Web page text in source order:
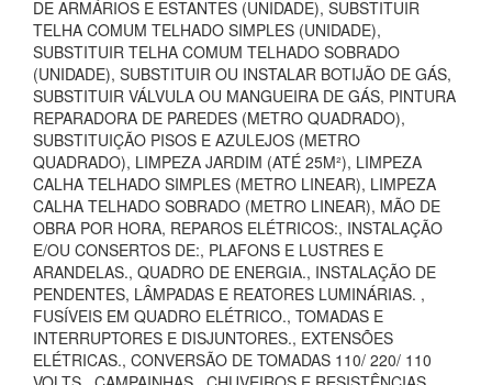
DE ARMÁRIOS E ESTANTES (UNIDADE), SUBSTITUIR
TELHA COMUM TELHADO SIMPLES (UNIDADE),
SUBSTITUIR TELHA COMUM TELHADO SOBRADO
(UNIDADE), SUBSTITUIR OU INSTALAR BOTIJÃO DE GÁS,
SUBSTITUIR VÁLVULA OU MANGUEIRA DE GÁS, PINTURA
REPARADORA DE PAREDES (METRO QUADRADO),
SUBSTITUIÇÃO PISOS E AZULEJOS (METRO
QUADRADO), LIMPEZA JARDIM (ATÉ 25M²), LIMPEZA
CALHA TELHADO SIMPLES (METRO LINEAR), LIMPEZA
CALHA TELHADO SOBRADO (METRO LINEAR), MÃO DE
OBRA POR HORA, REPAROS ELÉTRICOS:, INSTALAÇÃO
E/OU CONSERTOS DE:, PLAFONS E LUSTRES E
ARANDELAS., QUADRO DE ENERGIA., INSTALAÇÃO DE
PENDENTES, LÂMPADAS E REATORES LUMINÁRIAS. ,
FUSÍVEIS EM QUADRO ELÉTRICO., TOMADAS E
INTERRUPTORES E DISJUNTORES., EXTENSÕES
ELÉTRICAS., CONVERSÃO DE TOMADAS 110/ 220/ 110